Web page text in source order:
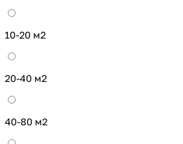
10-20 м2
20-40 м2
40-80 м2